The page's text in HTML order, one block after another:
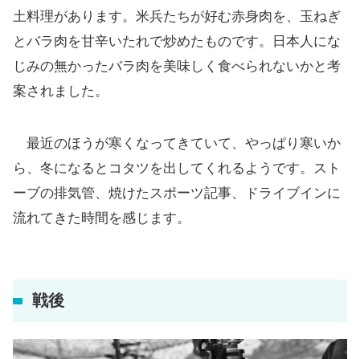
土料理があります。米兵たちが好む赤身肉を、玉ねぎ
とバラ肉を甘辛いたれで炒めたものです。日本人にな
じみの無かったバラ肉を美味しく食べられないかと考
案されました。
最近のほうが寒くなってきていて、やっぱり寒いか
ら、冬になるとコタツを出してくれるようです。スト
ーブの排気管、焼けたスポーツ記事、ドライブインに
流れてきた時間を感じます。
戦後